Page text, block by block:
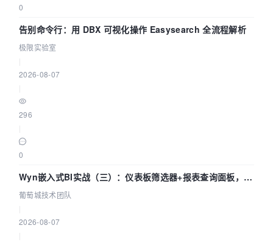
0
告别命令行：用 DBX 可视化操作 Easysearch 全流程解析
极限实验室
2026-08-07
296
0
Wyn嵌入式BI实战（三）：仪表板筛选器+报表查询面板，参
数联动全闭环
葡萄城技术团队
2026-08-07